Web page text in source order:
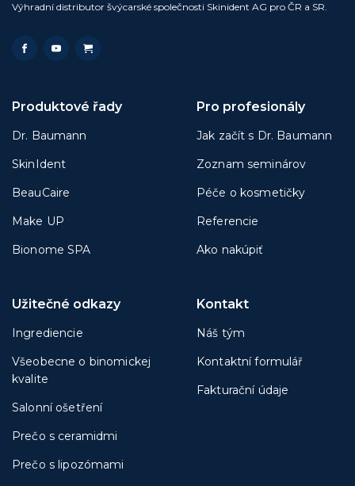
Výhradní distributor švýcarské společnosti Skinident AG pro ČR a SR.
Produktové řady
Dr. Baumann
SkinIdent
BeauCaire
Make UP
Bionome SPA
Pro profesionály
Jak začít s Dr. Baumann
Zoznam seminárov
Péče o kosmetičky
Referencie
Ako nakúpiť
Užitečné odkazy
Ingrediencie
Všeobecne o binomickej
kvalite
Salonní ošetření
Prečo s ceramidmi
Prečo s lipozómami
Kontakt
Náš tým
Kontaktní formulář
Fakturační údaje